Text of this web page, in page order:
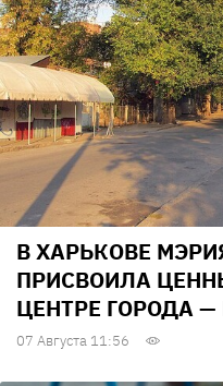
В ХАРЬКОВЕ
ПРИСВОИЛА
ЦЕНТРЕ ГОРОДА
07 Августа 11:56